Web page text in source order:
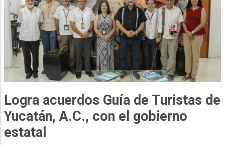
Logra acuerdos Guía de Turistas de
Yucatán, A.C., con el gobierno
estatal